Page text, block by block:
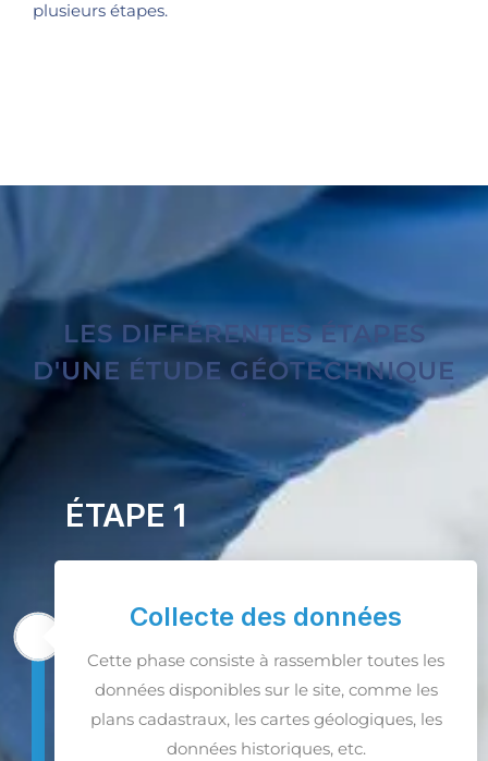
plusieurs étapes.
LES DIFFÉRENTES ÉTAPES
D'UNE ÉTUDE GÉOTECHNIQUE
ÉTAPE 1
Collecte des données
Cette phase consiste à rassembler toutes les
données disponibles sur le site, comme les
plans cadastraux, les cartes géologiques, les
données historiques, etc.